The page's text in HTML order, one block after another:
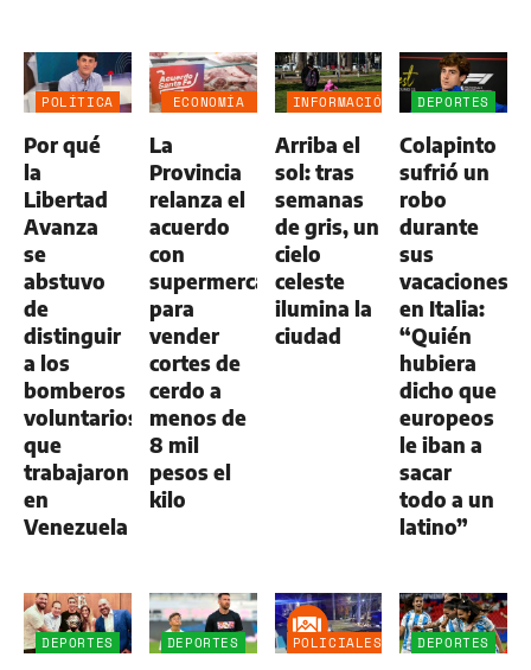
POLÍTICA
Por qué
la
Libertad
Avanza
se
abstuvo
de
distinguir
a los
bomberos
voluntarios
que
trabajaron
en
Venezuela
ECONOMÍA
La
Provincia
relanza el
acuerdo
con
supermercados
para
vender
cortes de
cerdo a
menos de
8 mil
pesos el
kilo
INFORMACIÓN
Arriba el
sol: tras
semanas
de gris, un
cielo
celeste
ilumina la
ciudad
DEPORTES
Colapinto
sufrió un
robo
durante
sus
vacaciones
en Italia:
“Quién
hubiera
dicho que
europeos
le iban a
sacar
todo a un
latino”
DEPORTES DEPORTES POLICIALES DEPORTES